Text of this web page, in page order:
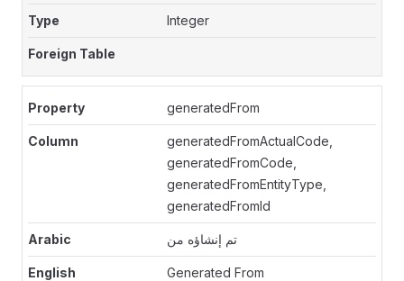
Integer
generatedFrom
generatedFromActualCode,
generatedFromCode,
generatedFromEntityType,
generatedFromId
تم إنشاؤه من
Generated From